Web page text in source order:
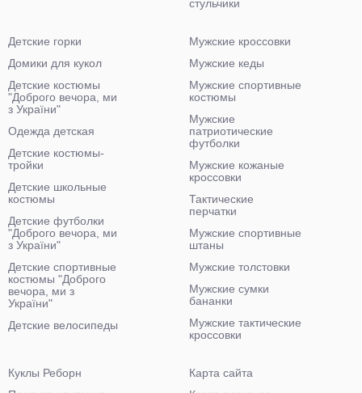
стульчики
Детские горки
Домики для кукол
Детские костюмы
"Доброго вечора, ми
з України"
Одежда детская
Детские костюмы-
тройки
Детские школьные
костюмы
Детские футболки
"Доброго вечора, ми
з України"
Детские спортивные
костюмы "Доброго
вечора, ми з
України"
Детские велосипеды
Мужские кроссовки
Мужские кеды
Мужские спортивные
костюмы
Мужские
патриотические
футболки
Мужские кожаные
кроссовки
Тактические
перчатки
Мужские спортивные
штаны
Мужские толстовки
Мужские сумки
бананки
Мужские тактические
кроссовки
Куклы Реборн
Карта сайта